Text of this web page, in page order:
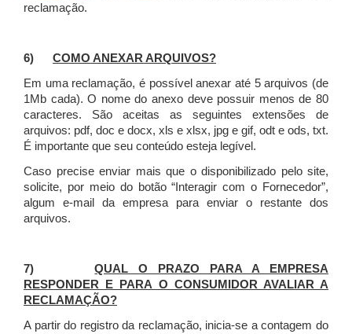
reclamação.
6) COMO ANEXAR ARQUIVOS?
Em uma reclamação, é possível anexar até 5 arquivos (de
1Mb cada). O nome do anexo deve possuir menos de 80
caracteres. São aceitas as seguintes extensões de
arquivos: pdf, doc e docx, xls e xlsx, jpg e gif, odt e ods, txt.
É importante que seu conteúdo esteja legível.
Caso precise enviar mais que o disponibilizado pelo site,
solicite, por meio do botão “Interagir com o Fornecedor”,
algum e-mail da empresa para enviar o restante dos
arquivos.
7)QUAL O PRAZO PARA A EMPRESA
RESPONDER E PARA O CONSUMIDOR AVALIAR A
RECLAMAÇÃO?
A partir do registro da reclamação, inicia-se a contagem do